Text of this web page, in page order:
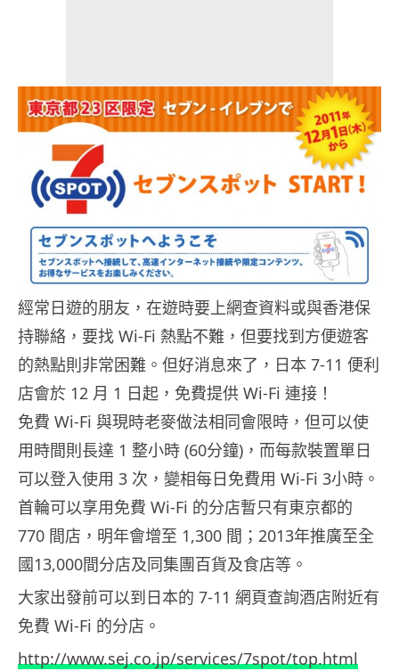
經常日遊的朋友，在遊時要上網查資料或與香港保
持聯絡，要找 Wi-Fi 熱點不難，但要找到方便遊客
的熱點則非常困難。但好消息來了，日本 7-11 便利
店會於 12 月 1 日起，免費提供 Wi-Fi 連接！
免費 Wi-Fi 與現時老麥做法相同會限時，但可以使
用時間則長達 1 整小時 (60分鐘)，而每款裝置單日
可以登入使用 3 次，變相每日免費用 Wi-Fi 3小時。
首輪可以享用免費 Wi-Fi 的分店暫只有東京都的
770 間店，明年會增至 1,300 間；2013年推廣至全
國13,000間分店及同集團百貨及食店等。
大家出發前可以到日本的 7-11 網頁查詢酒店附近有
免費 Wi-Fi 的分店。
http://www.sej.co.jp/services/7spot/top.html